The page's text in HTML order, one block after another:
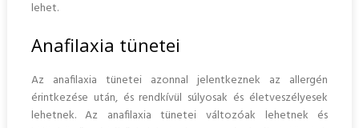
lehet.
Anafilaxia tünetei
Az anafilaxia tünetei azonnal jelentkeznek az allergén
érintkezése után, és rendkívül súlyosak és életveszélyesek
lehetnek. Az anafilaxia tünetei változóak lehetnek és